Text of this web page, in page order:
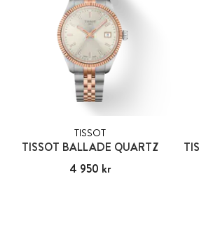
TISSOT
TISSOT BALLADE QUARTZ
Pris:4 950 kr
4 950 kr